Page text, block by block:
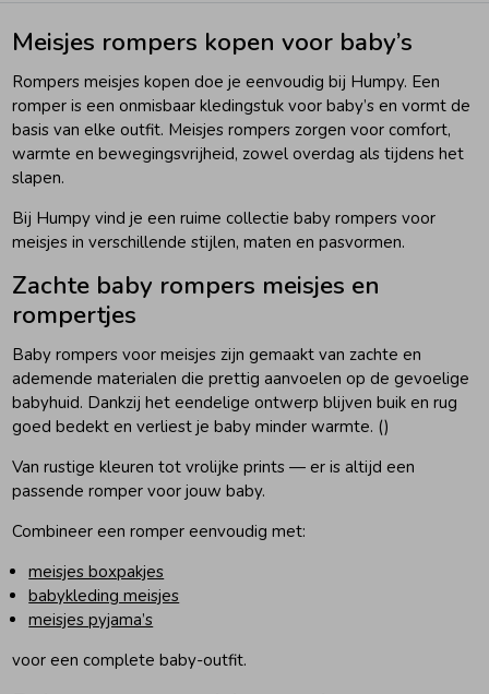
Meisjes rompers kopen voor baby’s
Rompers meisjes kopen doe je eenvoudig bij Humpy. Een
romper is een onmisbaar kledingstuk voor baby’s en vormt de
basis van elke outfit. Meisjes rompers zorgen voor comfort,
warmte en bewegingsvrijheid, zowel overdag als tijdens het
slapen.
Bij Humpy vind je een ruime collectie baby rompers voor
meisjes in verschillende stijlen, maten en pasvormen.
Zachte baby rompers meisjes en
rompertjes
Baby rompers voor meisjes zijn gemaakt van zachte en
ademende materialen die prettig aanvoelen op de gevoelige
babyhuid. Dankzij het eendelige ontwerp blijven buik en rug
goed bedekt en verliest je baby minder warmte. ()
Van rustige kleuren tot vrolijke prints — er is altijd een
passende romper voor jouw baby.
Combineer een romper eenvoudig met:
meisjes boxpakjes
babykleding meisjes
meisjes pyjama’s
voor een complete baby-outfit.